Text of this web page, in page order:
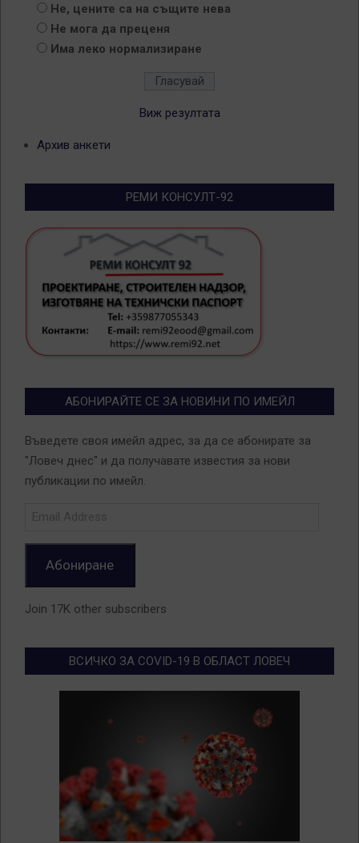
Не, цените са на същите нева
Не мога да преценя
Има леко нормализиране
Виж резултата
Архив анкети
РЕМИ КОНСУЛТ-92
АБОНИРАЙТЕ СЕ ЗА НОВИНИ ПО ИМЕЙЛ
Въведете своя имейл адрес, за да се абонирате за
"Ловеч днес" и да получавате известия за нови
публикации по имейл.
Абониране
Join 17K other subscribers
ВСИЧКО ЗА COVID-19 В ОБЛАСТ ЛОВЕЧ